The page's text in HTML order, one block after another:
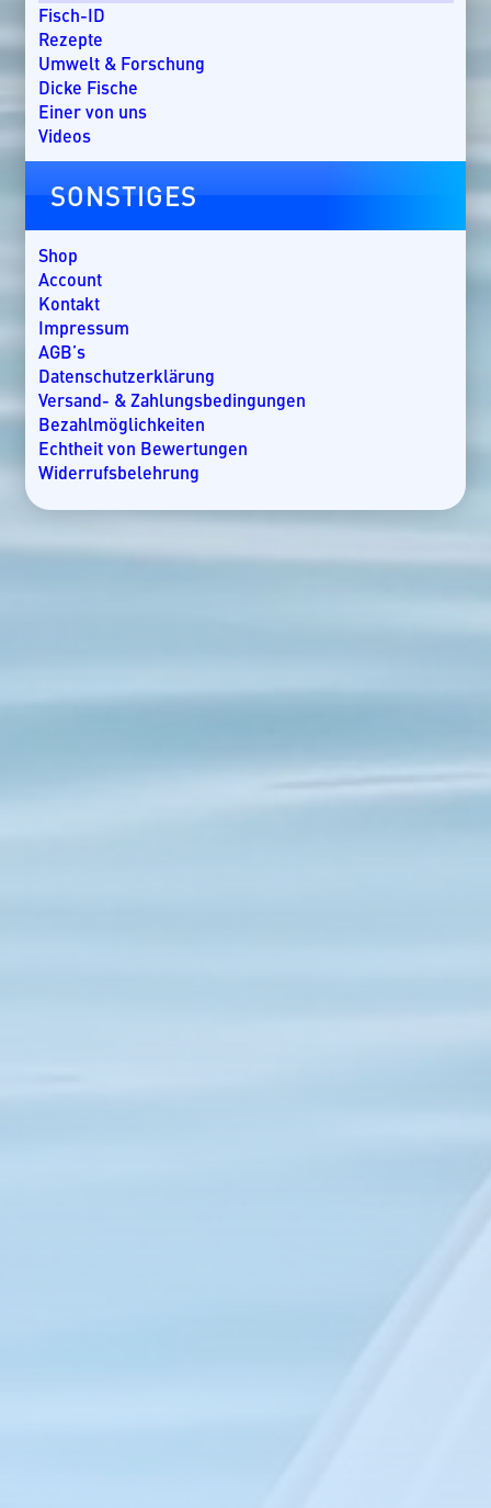
Dominikanische Republik
Ebro-Delta
England
Florida
Griechenland
Guatemala
Kap Verde
Kenia
Kroatien
Kuba
Lakkadiven
Madagaskar
Malaysia
Malediven
Mallorca
Marokko
Mauritius
Mexiko
Namibia
Fisch-ID
Rezepte
Umwelt & Forschung
Dicke Fische
Einer von uns
Videos
SONSTIGES
Shop
Account
Kontakt
Impressum
AGB’s
Datenschutzerklärung
Versand- & Zahlungsbedingungen
Bezahlmöglichkeiten
Echtheit von Bewertungen
Widerrufsbelehrung